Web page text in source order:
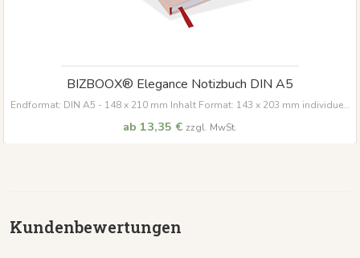
BIZBOOX® Elegance Notizbuch DIN A5
Endformat: DIN A5 - 148 x 210 mm Inhalt Format: 143 x 203 mm individuell
ab 13,35 € zzgl. MwSt.
Kundenbewertungen